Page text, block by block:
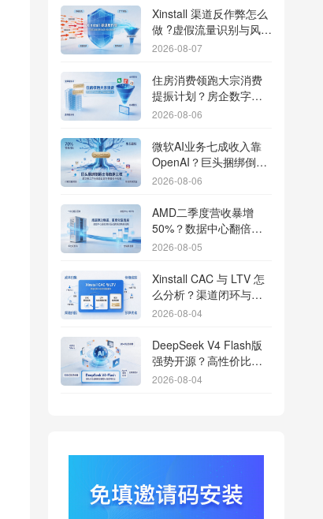
Xinstall 渠道反作弊怎么
做 ?虚假流量识别与风控
防刷解析
2026-08-07
住房消费领跑大宗消费
提振计划？房企数字化
转型加速线下场景智能
2026-08-06
微软AI业务七成收入靠
OpenAI？巨头捆绑倒逼
出海App独立追踪全渠道
2026-08-06
AMD二季度营收暴增
50%？数据中心翻倍增
长驱动跨端分发新底座
2026-08-05
Xinstall CAC 与 LTV 怎
么分析？渠道闭环与投
放回报解析
2026-08-04
DeepSeek V4 Flash版
强势开源？高性价比基
座模型重塑长尾应用全
2026-08-04
行云科技算力订单超154
亿？底座产能扩张激活
AI应用多终端流转新周
2026-08-04